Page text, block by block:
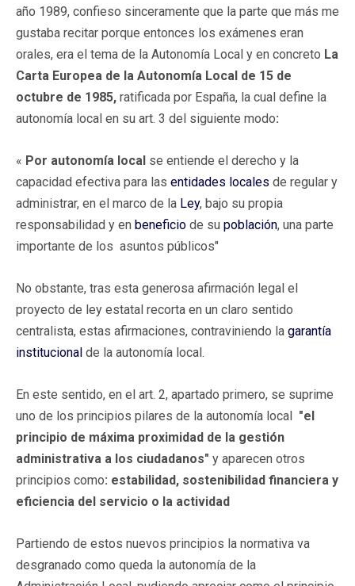
año 1989, confieso sinceramente que la parte que más me
gustaba recitar porque entonces los exámenes eran
orales, era el tema de la Autonomía Local y en concreto La
Carta Europea de la Autonomía Local de 15 de
octubre de 1985, ratificada por España, la cual define la
autonomía local en su art. 3 del siguiente modo:
« Por autonomía local se entiende el derecho y la
capacidad efectiva para las entidades locales de regular y
administrar, en el marco de la Ley, bajo su propia
responsabilidad y en beneficio de su población, una parte
importante de los asuntos públicos"
No obstante, tras esta generosa afirmación legal el
proyecto de ley estatal recorta en un claro sentido
centralista, estas afirmaciones, contraviniendo la garantía
institucional de la autonomía local.
En este sentido, en el art. 2, apartado primero, se suprime
uno de los principios pilares de la autonomía local "el
principio de máxima proximidad de la gestión
administrativa a los ciudadanos" y aparecen otros
principios como: estabilidad, sostenibilidad financiera y
eficiencia del servicio o la actividad
Partiendo de estos nuevos principios la normativa va
desgranado como queda la autonomía de la